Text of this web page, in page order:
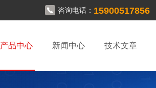
咨询电话： 15900517856
产品中心 新闻中心 技术文章